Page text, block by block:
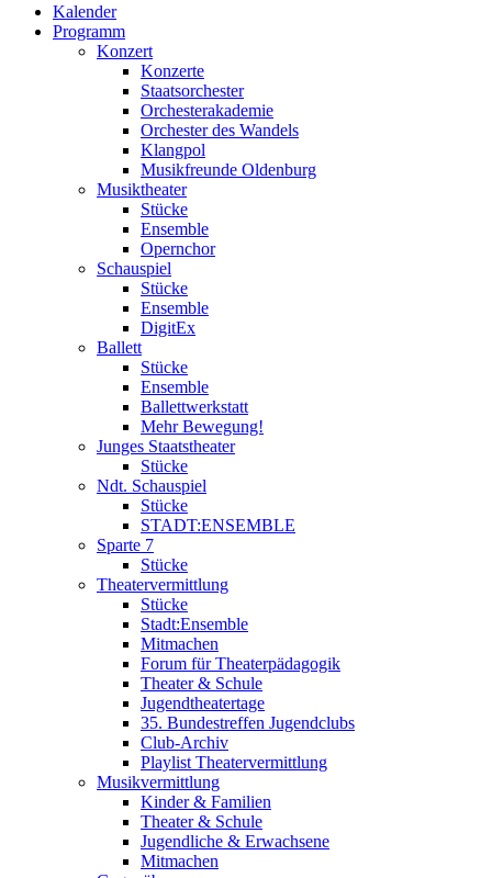
Kalender
Programm
Konzert
Konzerte
Staatsorchester
Orchesterakademie
Orchester des Wandels
Klangpol
Musikfreunde Oldenburg
Musiktheater
Stücke
Ensemble
Opernchor
Schauspiel
Stücke
Ensemble
DigitEx
Ballett
Stücke
Ensemble
Ballettwerkstatt
Mehr Bewegung!
Junges Staatstheater
Stücke
Ndt. Schauspiel
Stücke
STADT:ENSEMBLE
Sparte 7
Stücke
Theatervermittlung
Stücke
Stadt:Ensemble
Mitmachen
Forum für Theaterpädagogik
Theater & Schule
Jugendtheatertage
35. Bundestreffen Jugendclubs
Club-Archiv
Playlist Theatervermittlung
Musikvermittlung
Kinder & Familien
Theater & Schule
Jugendliche & Erwachsene
Mitmachen